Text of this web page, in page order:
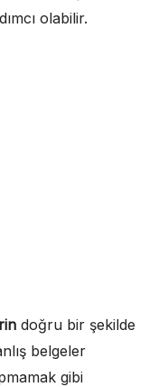
olabilir.
doğru bir şekilde
belgeler
gibi